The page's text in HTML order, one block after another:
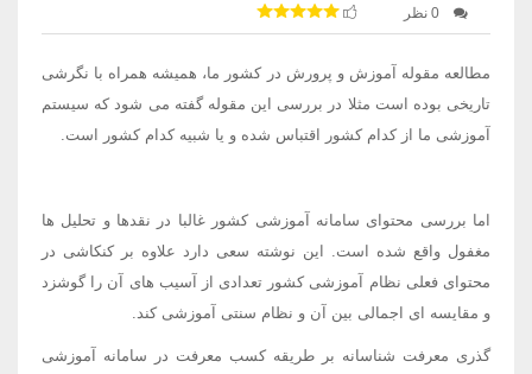
0 نظر
مطالعه مقوله آموزش و پرورش در کشور ما، همیشه همراه با نگرشی
تاریخی بوده است مثلا در بررسی این مقوله گفته می شود که سیستم
آموزشی ما از کدام کشور اقتباس شده و یا شبیه کدام کشور است.
اما بررسی محتوای سامانه آموزشی کشور غالبا در نقدها و تحلیل ها
مغفول واقع شده است. این نوشته سعی دارد علاوه بر کنکاشی در
محتوای فعلی نظام آموزشی کشور تعدادی از آسیب های آن را گوشزد
و مقایسه ای اجمالی بین آن و نظام سنتی آموزشی کند.
گذری معرفت شناسانه بر طریقه کسب معرفت در سامانه آموزشی